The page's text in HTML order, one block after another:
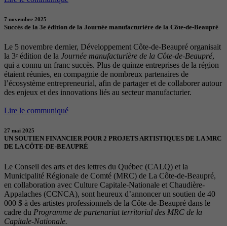
7 novembre 2025
Succès de la 3e édition de la Journée manufacturière de la Côte-de-Beaupré
Le 5 novembre dernier, Développement Côte-de-Beaupré organisait
la 3ᵉ édition de la Journée manufacturière de la Côte-de-Beaupré,
qui a connu un franc succès. Plus de quinze entreprises de la région
étaient réunies, en compagnie de nombreux partenaires de
l’écosystème entrepreneurial, afin de partager et de collaborer autour
des enjeux et des innovations liés au secteur manufacturier.
Lire le communiqué
27 mai 2025
UN SOUTIEN FINANCIER POUR 2 PROJETS ARTISTIQUES DE LA MRC
DE LA CÔTE-DE-BEAUPRÉ
Le Conseil des arts et des lettres du Québec (CALQ) et la
Municipalité Régionale de Comté (MRC) de La Côte-de-Beaupré,
en collaboration avec Culture Capitale-Nationale et Chaudière-
Appalaches (CCNCA), sont heureux d’annoncer un soutien de 40
000 $ à des artistes professionnels de la Côte-de-Beaupré dans le
cadre du Programme de partenariat territorial des MRC de la
Capitale-Nationale.